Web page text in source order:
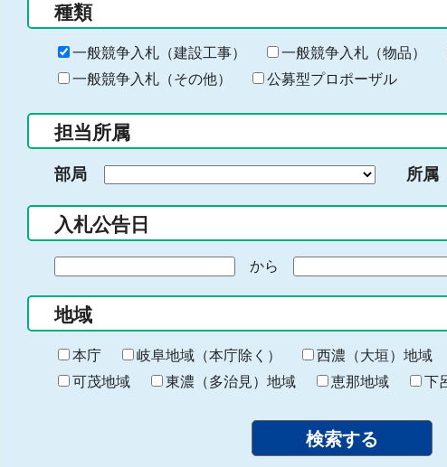
る
キ
ー
ー
入
力
種類
一般競争入札（建設工事） 一般競争入札（物品）
一般競争入札（その他）
公募型プロポーザル
担当所属
部局 所属
入札公告日
の
始
ま
り
から
終
わ
り
地域
本庁 岐阜地域（本庁除く） 西濃（大垣）地域
可茂地域
東濃（多治見）地域 恵那地域 下